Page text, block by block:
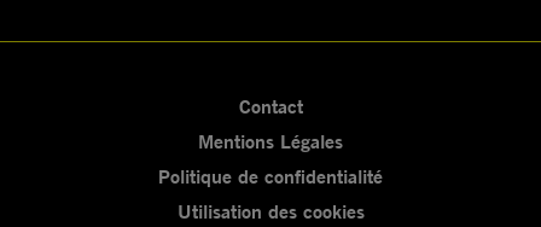
Contact
Mentions Légales
Politique de confidentialité
Utilisation des cookies